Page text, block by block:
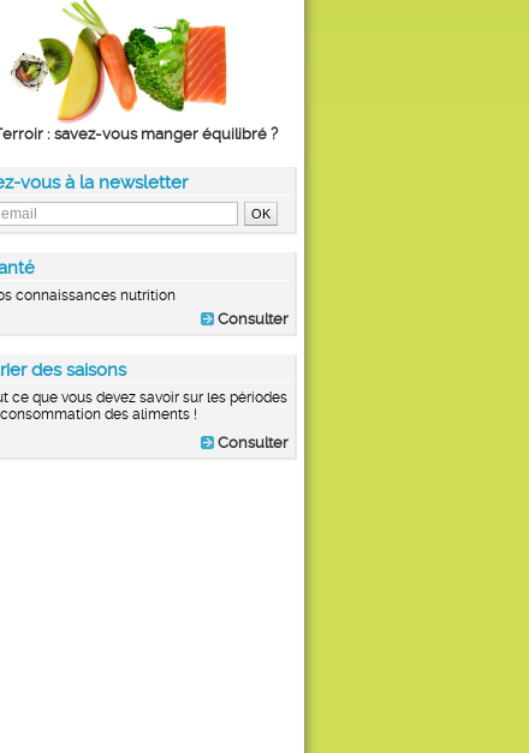
: savez-vous manger équilibré ?
vous à la newsletter
connaissances nutrition
Consulter
des saisons
ce que vous devez savoir sur les périodes
des aliments !
Consulter